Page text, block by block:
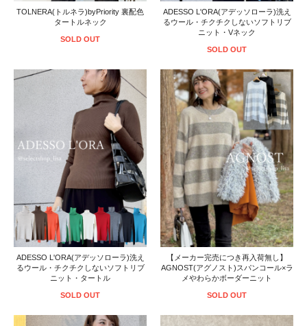
TOLNERA(トルネラ)byPriority 裏配色
タートルネック
SOLD OUT
ADESSO L'ORA(アデッソローラ)洗え
るウール・チクチクしないソフトリブ
ニット・Vネック
SOLD OUT
ADESSO L'ORA(アデッソローラ)洗え
るウール・チクチクしないソフトリブ
ニット・タートル
SOLD OUT
【メーカー完売につき再入荷無し】
AGNOST(アグノスト)スパンコール×ラ
メやわらかボーダーニット
SOLD OUT